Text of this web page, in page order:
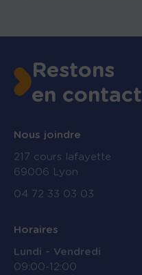
Restons
en contact
Nous joindre
217 cours lafayette
69006 Lyon
04 72 33 03 03
Horaires
Lundi - Vendredi
09:00-12:00